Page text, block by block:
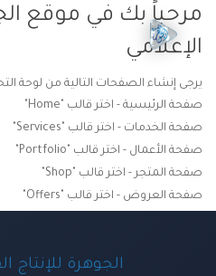
مرحباً بك في موقع
الإعلامي
يرجى إنشاء الصفحات التالية من لوحة
صفحة الرئيسية - اختر قالب "Home"
صفحة الخدمات - اختر قالب "Services"
صفحة الأعمال - اختر قالب "Portfolio"
صفحة المتجر - اختر قالب "Shop"
صفحة العروض - اختر قالب "Offers"
الجوهرة للإنتاج